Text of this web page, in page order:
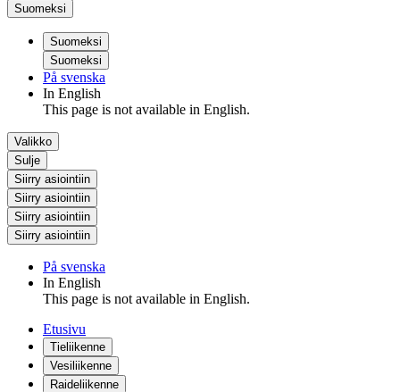
Suomeksi
Suomeksi
Suomeksi
På svenska
In English
This page is not available in English.
Valikko
Sulje
Siirry asiointiin
Siirry asiointiin
Siirry asiointiin
Siirry asiointiin
På svenska
In English
This page is not available in English.
Etusivu
Tieliikenne
Vesiliikenne
Raideliikenne